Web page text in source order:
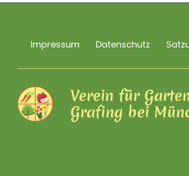
Impressum Datenschutz
Verein für
Grafing bei